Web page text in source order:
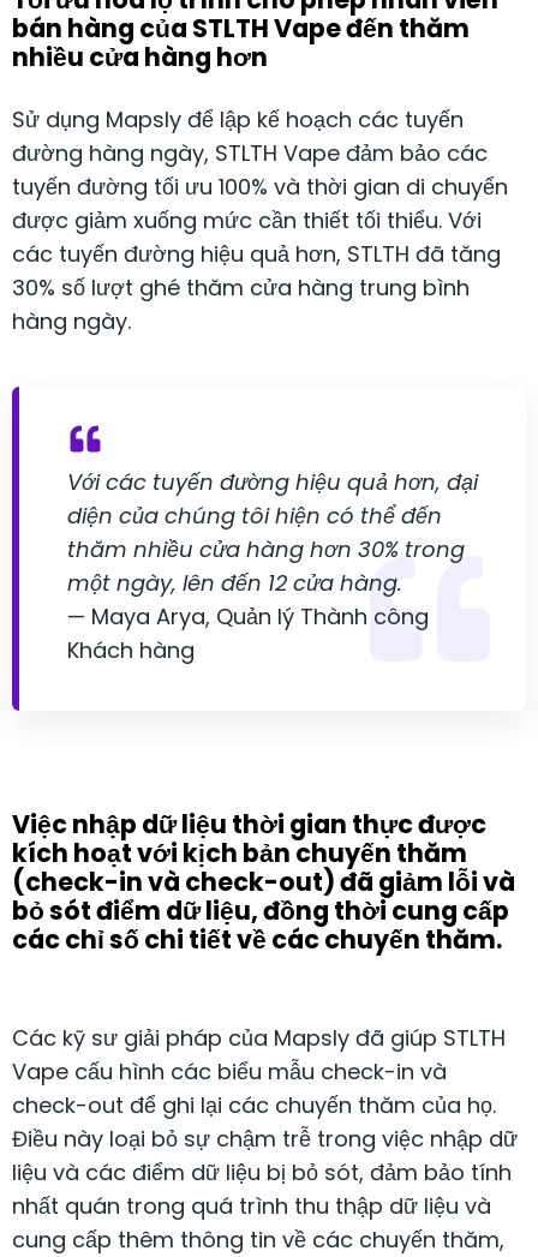
bán hàng của STLTH Vape đến thăm
nhiều cửa hàng hơn
Sử dụng Mapsly để lập kế hoạch các tuyến
đường hàng ngày, STLTH Vape đảm bảo các
tuyến đường tối ưu 100% và thời gian di chuyển
được giảm xuống mức cần thiết tối thiểu. Với
các tuyến đường hiệu quả hơn, STLTH đã tăng
30% số lượt ghé thăm cửa hàng trung bình
hàng ngày.
Với các tuyến đường hiệu quả hơn, đại
diện của chúng tôi hiện có thể đến
thăm nhiều cửa hàng hơn 30% trong
một ngày, lên đến 12 cửa hàng.
— Maya Arya, Quản lý Thành công
Khách hàng
Việc nhập dữ liệu thời gian thực được
kích hoạt với kịch bản chuyến thăm
(check-in và check-out) đã giảm lỗi và
bỏ sót điểm dữ liệu, đồng thời cung cấp
các chỉ số chi tiết về các chuyến thăm.
Các kỹ sư giải pháp của Mapsly đã giúp STLTH
Vape cấu hình các biểu mẫu check-in và
check-out để ghi lại các chuyến thăm của họ.
Điều này loại bỏ sự chậm trễ trong việc nhập dữ
liệu và các điểm dữ liệu bị bỏ sót, đảm bảo tính
nhất quán trong quá trình thu thập dữ liệu và
cung cấp thêm thông tin về các chuyến thăm,